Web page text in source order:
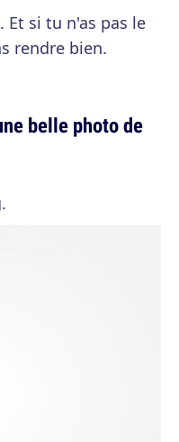
. Et si tu n'as pas le
rendre bien.
belle photo de